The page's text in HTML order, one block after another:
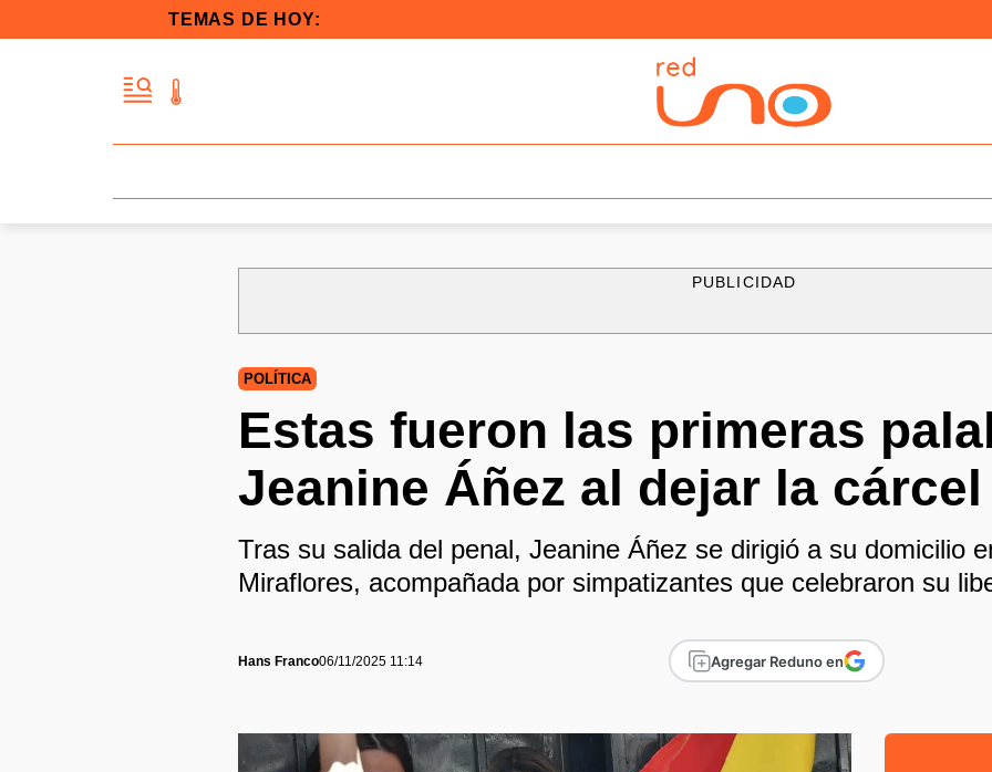
TEMAS DE HOY:
PUBLICIDAD
POLÍTICA
Estas fueron las primeras
Jeanine Áñez al dejar la cárcel
Tras su salida del penal, Jeanine Áñez se dirigió a su domicilio
Miraflores, acompañada por simpatizantes que celebraron su
Hans Franco06/11/2025 11:14 Agregar Reduno en